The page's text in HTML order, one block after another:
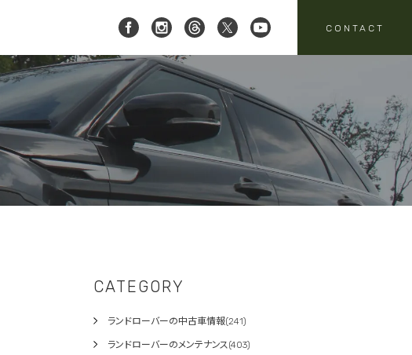
会社概要 スタッフニュース
注文販売 買取
CONTACT
[ レイブリック三郷店 ]
048-951-4136
10:00-18:00 定休日:水曜日
注文販売のお問い合わせ
パーツ・アクセサリーの
お問い合わせ
CATEGORY
ランドローバーの中古車情報(241)
ランドローバーのメンテナンス(403)